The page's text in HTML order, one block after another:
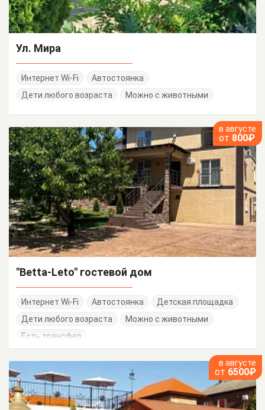
Ул. Мира
Интернет Wi-Fi
Автостоянка
Дети любого возраста
Можно с животными
в августе
от 800₽
"Betta-Leto" гостевой дом
Интернет Wi-Fi Автостоянка
Детская площадка
Дети любого возраста
Можно с животными
Есть трансфер
в августе
от 6500₽